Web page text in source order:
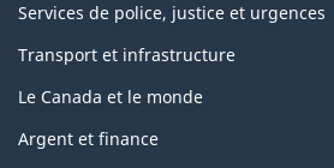
Services de police, justice et urgences
Transport et infrastructure
Le Canada et le monde
Argent et finance